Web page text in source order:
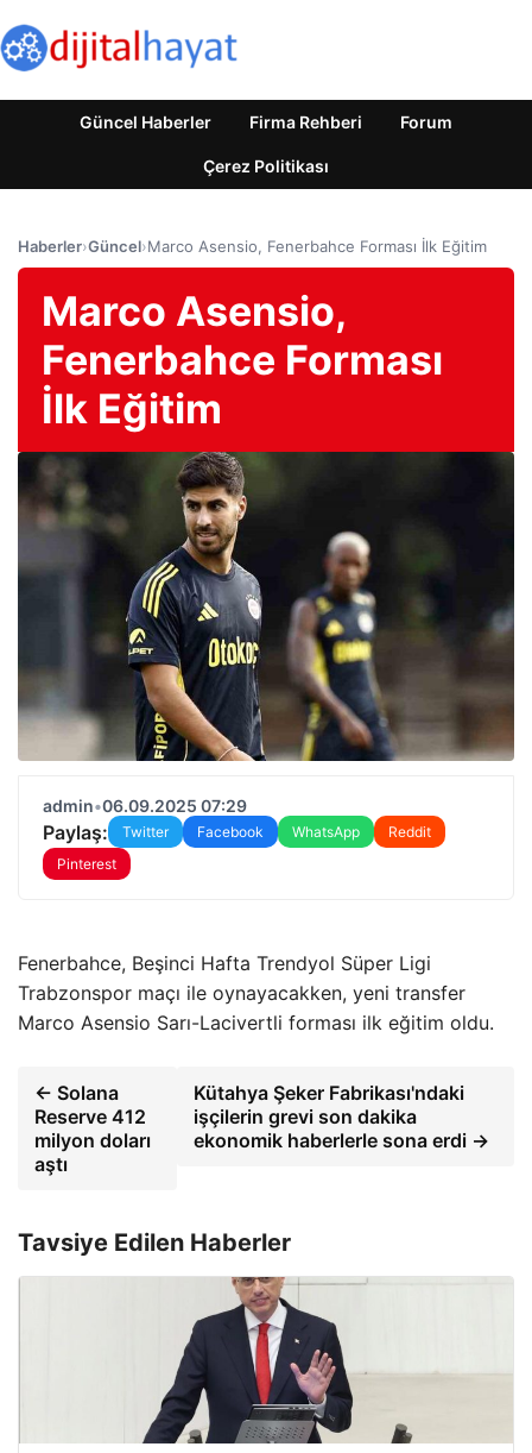
Güncel Haberler Firma Rehberi Forum
Çerez Politikası
Haberler›Güncel›Marco Asensio, Fenerbahce Forması İlk Eğitim
Marco Asensio,
Fenerbahce Forması
İlk Eğitim
admin•06.09.2025 07:29
Paylaş: Twitter Facebook WhatsApp
Reddit
Pinterest
Fenerbahce, Beşinci Hafta Trendyol Süper Ligi
Trabzonspor maçı ile oynayacakken, yeni transfer
Marco Asensio Sarı-Lacivertli forması ilk eğitim oldu.
← Solana
Reserve 412
milyon doları
aştı
Kütahya Şeker Fabrikası'ndaki
işçilerin grevi son dakika
ekonomik haberlerle sona erdi →
Tavsiye Edilen Haberler